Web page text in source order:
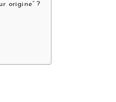
origine” ?